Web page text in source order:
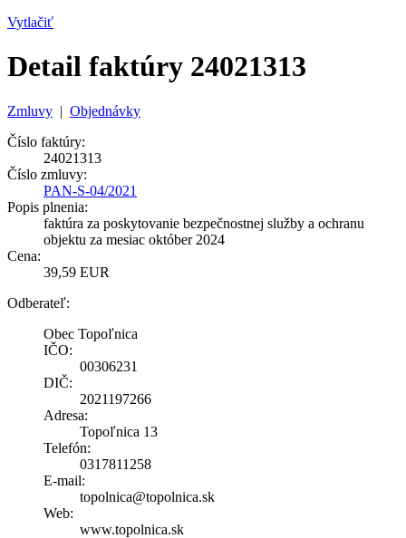
Vytlačiť
Detail faktúry 24021313
Zmluvy | Objednávky
Číslo faktúry:
24021313
Číslo zmluvy:
PAN-S-04/2021
Popis plnenia:
faktúra za poskytovanie bezpečnostnej služby a ochranu
objektu za mesiac október 2024
Cena:
39,59 EUR
Odberateľ:
Obec Topoľnica
IČO:
00306231
DIČ:
2021197266
Adresa:
Topoľnica 13
Telefón:
0317811258
E-mail:
topolnica@topolnica.sk
Web:
www.topolnica.sk